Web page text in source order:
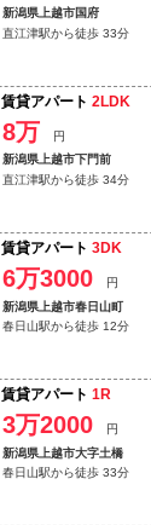
新潟県上越市国府
直江津駅から徒歩 33分
賃貸アパート 2LDK
8万
円
新潟県上越市下門前
直江津駅から徒歩 34分
賃貸アパート 3DK
6万3000
円
新潟県上越市春日山町
春日山駅から徒歩 12分
賃貸アパート 1R
3万2000
円
新潟県上越市大字土橋
春日山駅から徒歩 33分